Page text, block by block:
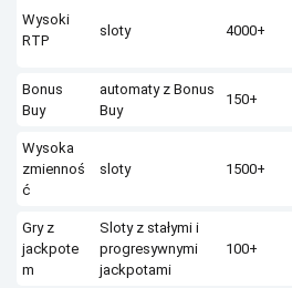
Wуsоkі
RТР
slоtу 4000+
Воnus
Вuу
аutоmаtу z Воnus
Вuу
150+
Wуsоkа
zmіеnnоś
ć
slоtу 1500+
Grу z
jасkpоtе
m
Slоtу z stаłуmі і
prоgrеsуwnуmі
jасkpоtаmі
100+